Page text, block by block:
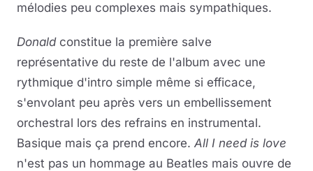
mélodies peu complexes mais sympathiques.
Donaldconstitue la première salve
représentative du reste de l'album avec une
rythmique d'intro simple même si efficace,
s'envolant peu après vers un embellissement
orchestral lors des refrains en instrumental.
Basique mais ça prend encore. All I need is love
n'est pas un hommage au Beatles mais ouvre de